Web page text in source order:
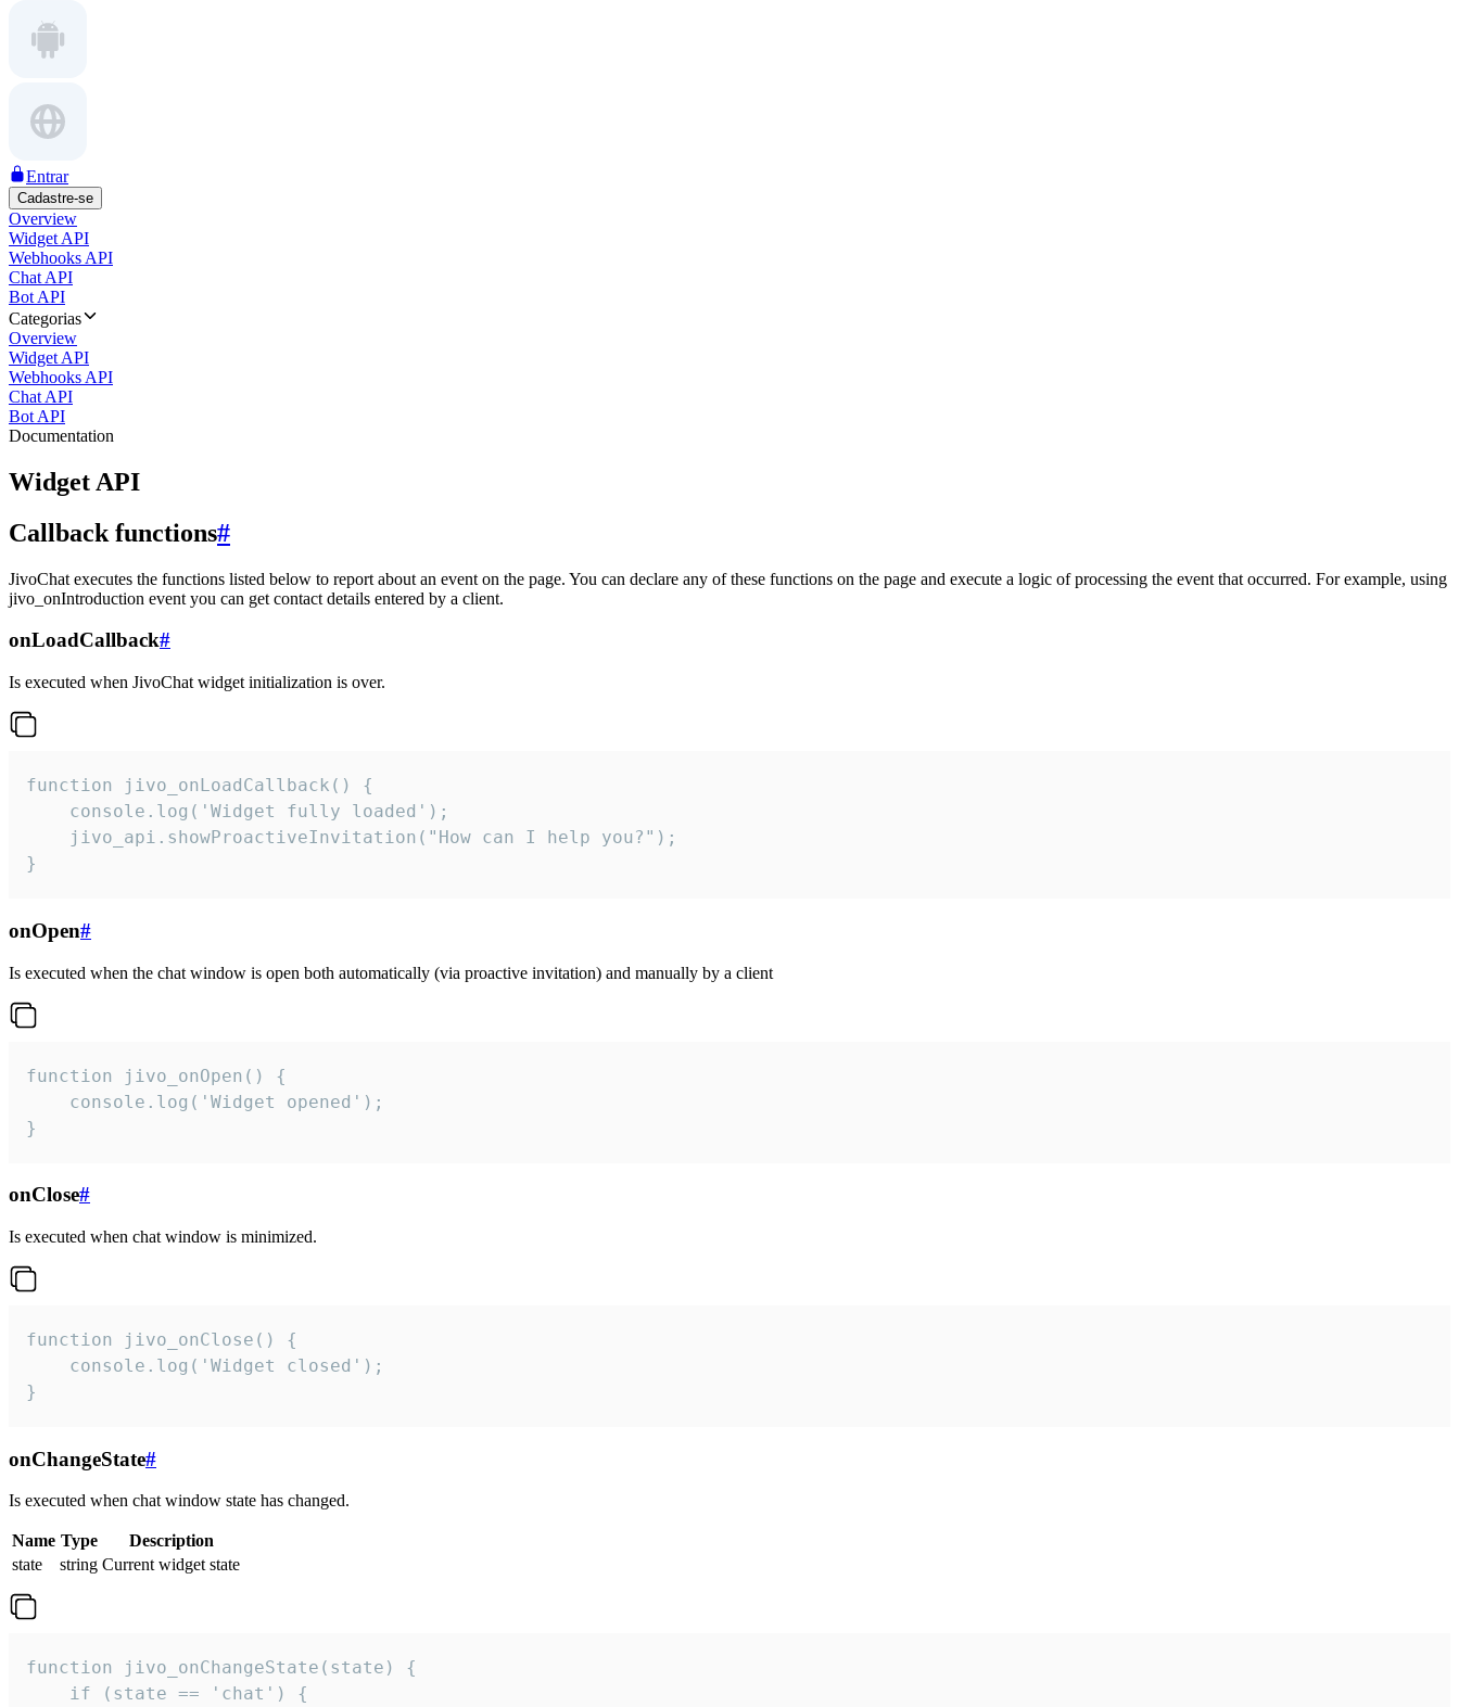
Entrar
Cadastre-se
Overview
Widget API
Webhooks API
Chat API
Bot API
Categorias
Overview
Widget API
Webhooks API
Chat API
Bot API
Documentation
Widget API
Callback functions#
JivoChat executes the functions listed below to report about an event on the page. You can declare any of these functions on the page and execute a logic of processing the event that occurred. For example, using
jivo_onIntroduction event you can get contact details entered by a client.
onLoadCallback#
Is executed when JivoChat widget initialization is over.
function jivo_onLoadCallback() {
    console.log('Widget fully loaded');
    jivo_api.showProactiveInvitation("How can I help you?");
}
onOpen#
Is executed when the chat window is open both automatically (via proactive invitation) and manually by a client
function jivo_onOpen() {
    console.log('Widget opened');
}
onClose#
Is executed when chat window is minimized.
function jivo_onClose() {
    console.log('Widget closed');
}
onChangeState#
Is executed when chat window state has changed.
Name Type
Description
state
string Current widget state
function jivo_onChangeState(state) {
    if (state == 'chat') {